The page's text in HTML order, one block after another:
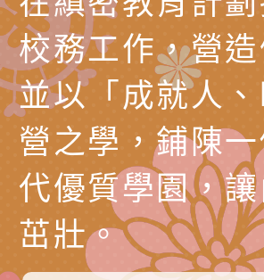
心怡心理師
座
上半年高國
生諮詢服務
緒及行為問
114學年度
務實施計畫
檢送桃園市
（圖）片
檢送桃園市
字稿及LCD
轉知有關我
公約（
告條約專要
告
函轉本府新
安全宣導標
宣導影像素
檢送桃園市
宣導影片」
轉知本市特
校務工作，營
並以「成就人
營之學，鋪陳
代優質學園，
茁壯。